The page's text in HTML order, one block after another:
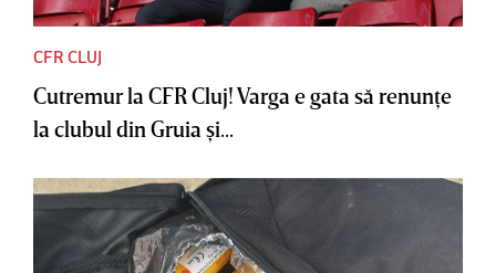
CFR CLUJ
Cutremur la CFR Cluj! Varga e gata să renunţe
la clubul din Gruia şi...